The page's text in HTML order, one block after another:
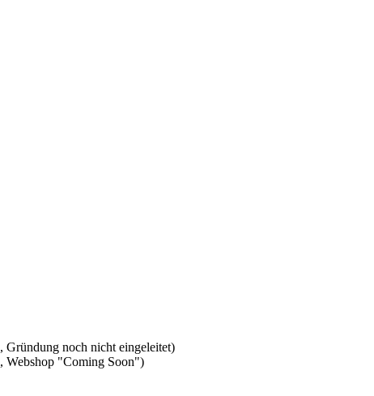
noch nicht eingeleitet)
Webshop "Coming Soon")